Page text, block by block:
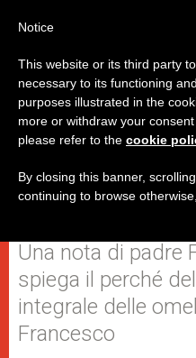
A proposito
Francesco nella
Marta
Una nota di padre
spiega il perché
integrale delle
Francesco
Notice
This website or its third party
necessary to its functioning
purposes illustrated in the
more or withdraw your
please refer to the cookie
By closing this banner,
continuing to browse